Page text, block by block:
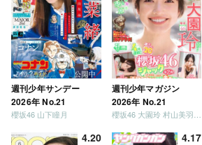
週刊少年サンデー
2026年 No.21
櫻坂46 山下瞳月
週刊少年マガジン
2026年 No.21
4.20 4.17